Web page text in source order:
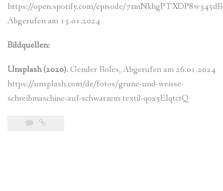
https://open.spotify.com/episode/
Abgerufen am 15.01.2024
Bildquellen:
Unsplash (2020).Gender Roles, Abgerufen am 26.01.2024
https://unsplash.com/de/fotos/grune-und-weisse-
schreibmaschine-auf-schwarzem-textil-qox5EIqtctQ